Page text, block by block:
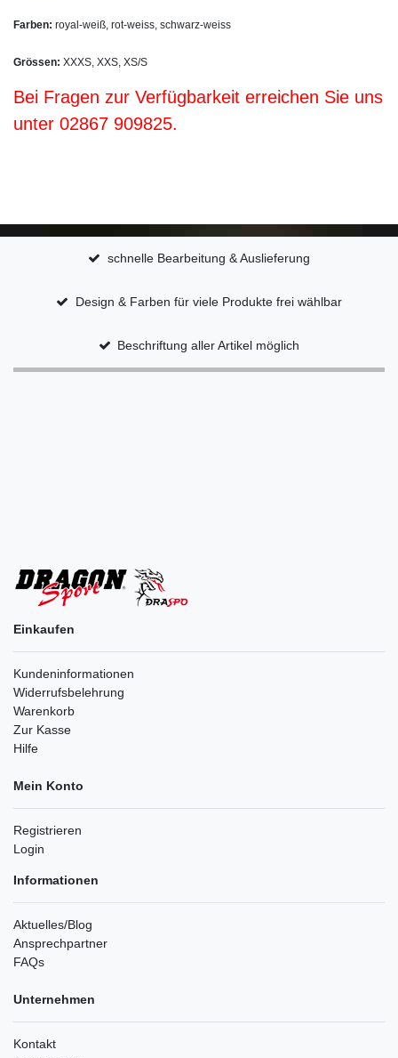
Farben: royal-weiß, rot-weiss, schwarz-weiss
Grössen: XXXS, XXS, XS/S
Bei Fragen zur Verfügbarkeit erreichen Sie uns
unter 02867 909825.
schnelle Bearbeitung & Auslieferung
Design & Farben für viele Produkte frei wählbar
Beschriftung aller Artikel möglich
Einkaufen
Kundeninformationen
Widerrufsbelehrung
Warenkorb
Zur Kasse
Hilfe
Mein Konto
Registrieren
Login
Informationen
Aktuelles/Blog
Ansprechpartner
FAQs
Unternehmen
Kontakt